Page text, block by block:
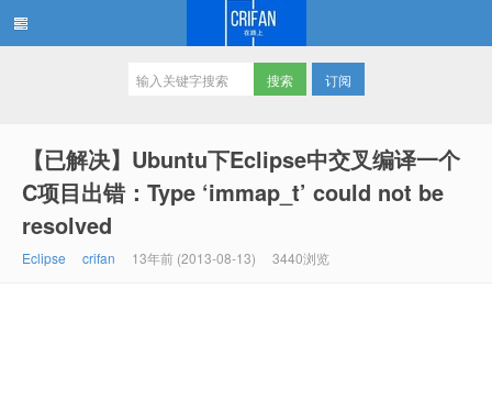
订阅
【已解决】Ubuntu下Eclipse中交叉编译一个
C项目出错：Type ‘immap_t’ could not be
resolved
Eclipse crifan 13年前 (2013-08-13) 3440浏览